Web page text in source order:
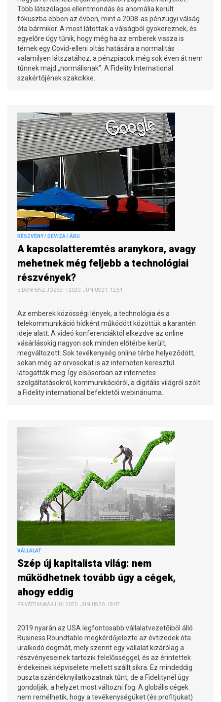
Több látszólagos ellentmondás és anomália került
fókuszba ebben az évben, mint a 2008-as pénzügyi válság
óta bármikor. A most látottak a válságból gyökereznek, és
egyelőre úgy tűnik, hogy még ha az emberek vissza is
térnek egy Covid-elleni oltás hatására a normalitás
valamilyen látszatához, a pénzpiacok még sok éven át nem
tűnnek majd „normálisnak”. A Fidelity International
szakértőjének szakcikke.
RÉSZVÉNY / DEVIZA / ÁRU
A kapcsolatteremtés aranykora, avagy
mehetnek még feljebb a technológiai
részvények?
EIDENPENZ JÓZSEF | 2020. JÚNIUS 21. 12:51
Az emberek közösségi lények, a technológia és a
telekommunikáció hídként működött közöttük a karantén
ideje alatt. A videó konferenciáktól elkezdve az online
vásárlásokig nagyon sok minden előtérbe került,
megváltozott. Sok tevékenység online térbe helyeződött,
sokan még az orvosokat is az interneten keresztül
látogatták meg. Így elsősorban az internetes
szolgáltatásokról, kommunikációról, a digitális világról szólt
a Fidelity international befektetői webináriuma.
VÁLLALAT
Szép új kapitalista világ: nem
működhetnek tovább úgy a cégek,
ahogy eddig
PRIVÁTBANKÁR.HU | 2020. JÚNIUS 20. 18:07
2019 nyarán az USA legfontosabb vállalatvezetőiből álló
Business Roundtable megkérdőjelezte az évtizedek óta
uralkodó dogmát, mely szerint egy vállalat kizárólag a
részvényeseinek tartozik felelősséggel, és az érintettek
érdekeinek képviselete mellett szállt síkra. Ez mindeddig
puszta szándéknyilatkozatnak tűnt, de a Fidelitynél úgy
gondolják, a helyzet most változni fog. A globális cégek
nem remélhetik, hogy a tevékenységüket (és profitjukat)